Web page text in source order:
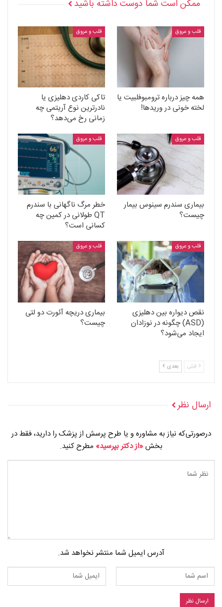
ممکن است شما دوست داشته باشید
قلب و عروق
همه چیز درباره ترومبوفلبیت یا
لخته خونی در وریدها!
قلب و عروق
تاکی کاردی دهلیزی یا
نادرترین نوع آریتمی چه
زمانی رخ می‌دهد؟
قلب و عروق
بیماری سندرم سینوس بیمار
چیست؟
قلب و عروق
خطر مرگ ناگهانی با سندرم
QT طولانی در کمین چه
کسانی است؟
قلب و عروق
نقص دیواره بین دهلیزی
(ASD) چگونه در نوزادان
ایجاد می‌شود؟
قلب و عروق
بیماری دریچه آئورت دو لتی
چیست؟
قبلی بعدی
ارسال نظر
درصورتی‌که نیاز به مشاوره و یا طرح پرسش از پزشک را دارید، فقط در
بخش«از دکتر بپرسید» مطرح کنید.
آدرس ایمیل شما منتشر نخواهد شد.